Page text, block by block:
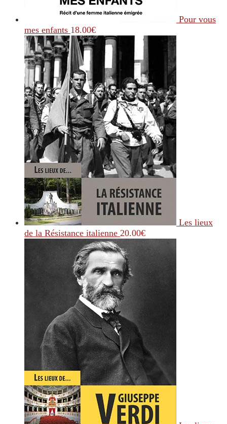
Pour vous
mes enfants 18.00€
Les lieux
de la Résistance italienne 20.00€